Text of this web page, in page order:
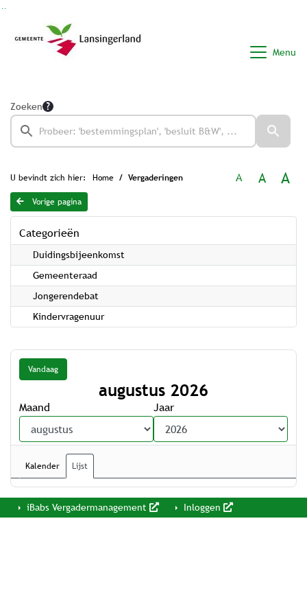
Menu
Zoeken
U bevindt zich hier: Home Vergaderingen A A A
Vorige pagina
Categorieën
Duidingsbijeenkomst
Gemeenteraad
Jongerendebat
Kindervragenuur
Vandaag
augustus 2026
Maand Jaar
Kalender Lijst
iBabs Vergadermanagement Inloggen